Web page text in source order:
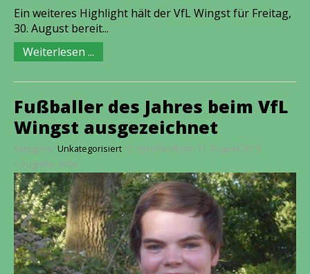
Ein weiteres Highlight hält der VfL Wingst für Freitag,
30. August bereit...
Weiterlesen ...
Fußballer des Jahres beim VfL
Wingst ausgezeichnet
Kategorie: Unkategorisiert
Veröffentlicht: 11. August 2013
Zugriffe: 3306